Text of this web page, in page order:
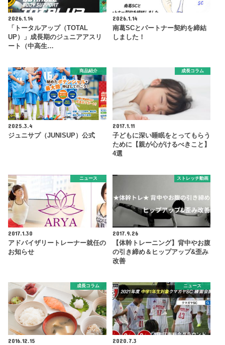
2026.1.14
「トータルアップ（TOTAL
UP）」成長期のジュニアアスリ
ート（中高生…
2026.1.14
南葛SCとパートナー契約を締結
しました！
商品紹介
2025.3.4
ジュニサプ（JUNISUP）公式
成長コラム
2017.1.11
子どもに深い睡眠をとってもらう
ために【親が心がけるべきこと】
4選
ニュース
2017.1.30
アドバイザリートレーナー就任の
お知らせ
ストレッチ動画
2017.9.26
【体幹トレーニング】背中やお腹
の引き締め＆ヒップアップ&歪み
改善
成長コラム
2016.12.15
ニュース
2020.7.3